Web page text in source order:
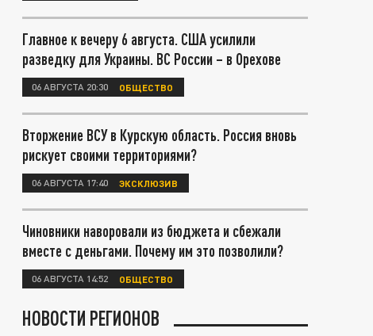
Главное к вечеру 6 августа. США усилили
разведку для Украины. ВС России – в Орехове
06 АВГУСТА 20:30 ОБЩЕСТВО
Вторжение ВСУ в Курскую область. Россия вновь
рискует своими территориями?
06 АВГУСТА 17:40 ЭКСКЛЮЗИВ
Чиновники наворовали из бюджета и сбежали
вместе с деньгами. Почему им это позволили?
06 АВГУСТА 14:52 ОБЩЕСТВО
НОВОСТИ РЕГИОНОВ